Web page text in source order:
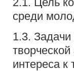
среди
1.3. Задачи
интереса к